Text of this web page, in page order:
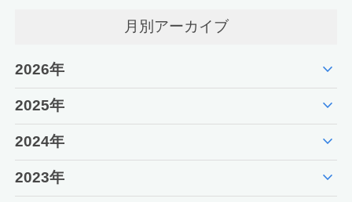
月別アーカイブ
2026年 expand_more
2025年 expand_more
2024年 expand_more
2023年 expand_more